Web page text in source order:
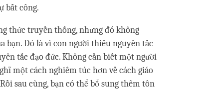
bất công.
thức truyền thống, nhưng đó không
bạn. Đó là vì con người thiếu nguyên tắc
tắc đạo đức. Không cần biết một người
một cách nghiêm túc hơn về cách giáo
sau cùng, bạn có thể bổ sung thêm tôn